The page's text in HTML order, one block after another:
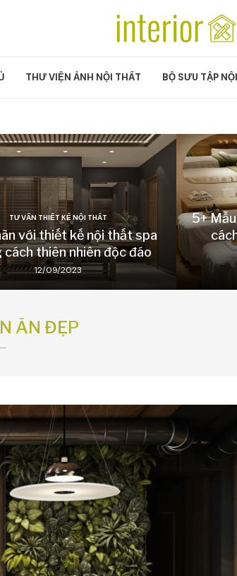
THƯ VIỆN ẢNH NỘI THẤT BỘ SƯU TẬP
TƯ VẤN THIẾT KẾ NỘI THẤT
với thiết kế nội thất spa
cách thiên nhiên độc đáo
12/09/2023
5+
ĂN ĐẸP